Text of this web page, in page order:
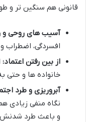
قانونی هم سنگین تر و
آسیب های روحی و
افسردگی،
از بین رفتن اعتماد:
خانواده ها و حتی
آبروریزی و طرد
نگاه منفی زیادی
و باعث طرد شدنش